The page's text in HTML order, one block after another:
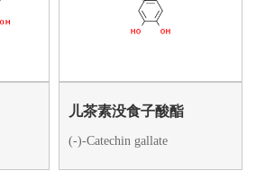
儿茶素没食子酸酯
(-)-Catechin gallate